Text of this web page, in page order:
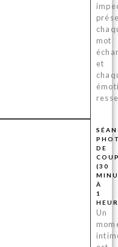
mot
et
DE
(30
À
1
Un